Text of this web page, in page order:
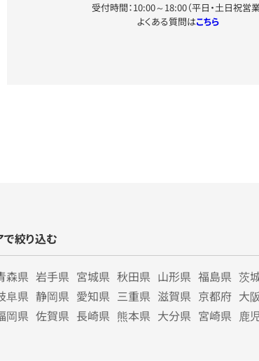
受付時間：10:00～18:00（平日・土日祝営業
よくある質問はこちら
絞り込む
森県 岩手県 宮城県 秋田県 山形県 福島県 茨
阜県 静岡県 愛知県 三重県 滋賀県 京都府 大
岡県 佐賀県 長崎県 熊本県 大分県 宮崎県 鹿